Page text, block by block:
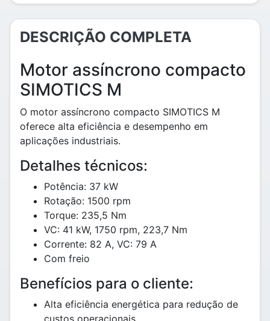
DESCRIÇÃO COMPLETA
Motor assíncrono compacto
SIMOTICS M
O motor assíncrono compacto SIMOTICS M
oferece alta eficiência e desempenho em
aplicações industriais.
Detalhes técnicos:
Potência: 37 kW
Rotação: 1500 rpm
Torque: 235,5 Nm
VC: 41 kW, 1750 rpm, 223,7 Nm
Corrente: 82 A, VC: 79 A
Com freio
Benefícios para o cliente:
Alta eficiência energética para redução de
custos operacionais.